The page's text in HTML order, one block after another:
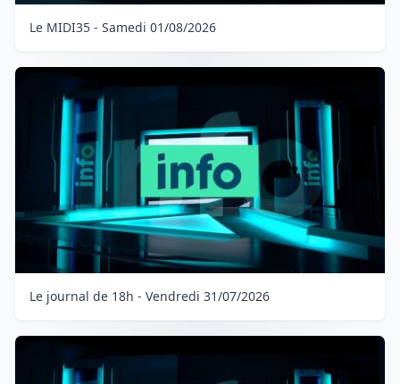
Le MIDI35 - Samedi 01/08/2026
Le journal de 18h - Vendredi 31/07/2026